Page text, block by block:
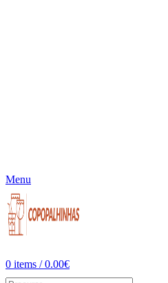
Menu
0 items / 0.00€